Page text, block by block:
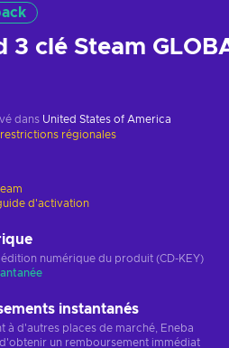
3 clé Steam
dans United States of America
restrictions régionales
d'activation
édition numérique du produit (CD-KEY)
instantanés
à d'autres places de marché, Eneba
un remboursement immédiat